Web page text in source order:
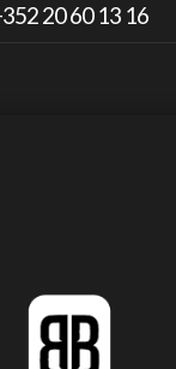
20 60 13 16